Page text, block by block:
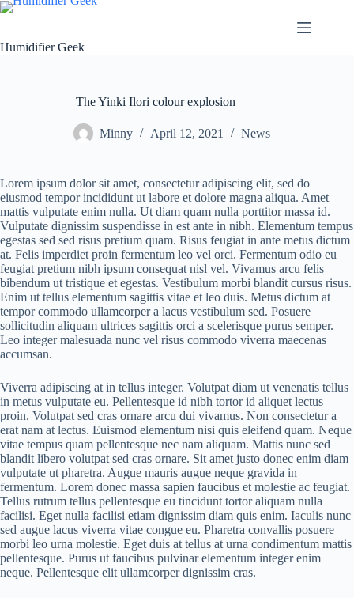
Skip
Humidifier Geek
The Yinki Ilori colour explosion
Minny April 12, 2021 News
Lorem ipsum dolor sit amet, consectetur adipiscing elit, sed do
eiusmod tempor incididunt ut labore et dolore magna aliqua. Amet
mattis vulputate enim nulla. Ut diam quam nulla porttitor massa id.
Vulputate dignissim suspendisse in est ante in nibh. Elementum tempus
egestas sed sed risus pretium quam. Risus feugiat in ante metus dictum
at. Felis imperdiet proin fermentum leo vel orci. Fermentum odio eu
feugiat pretium nibh ipsum consequat nisl vel. Vivamus arcu felis
bibendum ut tristique et egestas. Vestibulum morbi blandit cursus risus.
Enim ut tellus elementum sagittis vitae et leo duis. Metus dictum at
tempor commodo ullamcorper a lacus vestibulum sed. Posuere
sollicitudin aliquam ultrices sagittis orci a scelerisque purus semper.
Leo integer malesuada nunc vel risus commodo viverra maecenas
accumsan.
Viverra adipiscing at in tellus integer. Volutpat diam ut venenatis tellus
in metus vulputate eu. Pellentesque id nibh tortor id aliquet lectus
proin. Volutpat sed cras ornare arcu dui vivamus. Non consectetur a
erat nam at lectus. Euismod elementum nisi quis eleifend quam. Neque
vitae tempus quam pellentesque nec nam aliquam. Mattis nunc sed
blandit libero volutpat sed cras ornare. Sit amet justo donec enim diam
vulputate ut pharetra. Augue mauris augue neque gravida in
fermentum. Lorem donec massa sapien faucibus et molestie ac feugiat.
Tellus rutrum tellus pellentesque eu tincidunt tortor aliquam nulla
facilisi. Eget nulla facilisi etiam dignissim diam quis enim. Iaculis nunc
sed augue lacus viverra vitae congue eu. Pharetra convallis posuere
morbi leo urna molestie. Eget duis at tellus at urna condimentum mattis
pellentesque. Purus ut faucibus pulvinar elementum integer enim
neque. Pellentesque elit ullamcorper dignissim cras.